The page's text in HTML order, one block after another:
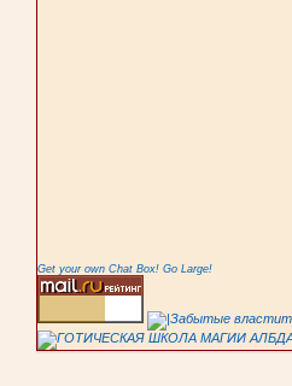
Get your own Chat Box! Go Large!